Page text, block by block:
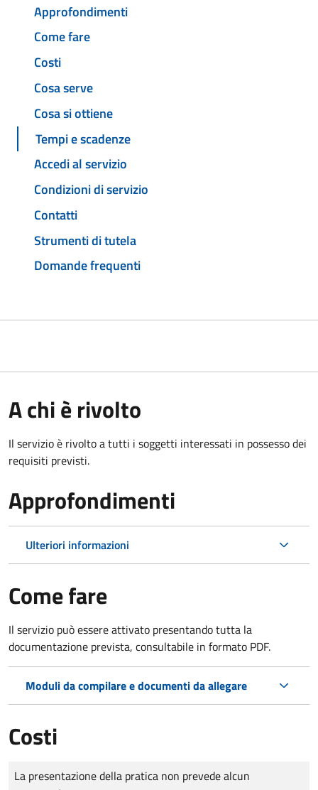
Approfondimenti
Come fare
Costi
Cosa serve
Cosa si ottiene
Tempi e scadenze
Accedi al servizio
Condizioni di servizio
Contatti
Strumenti di tutela
Domande frequenti
A chi è rivolto
Il servizio è rivolto a tutti i soggetti interessati in possesso dei
requisiti previsti.
Approfondimenti
Ulteriori informazioni
Come fare
Il servizio può essere attivato presentando tutta la
documentazione prevista, consultabile in formato PDF.
Moduli da compilare e documenti da allegare
Costi
Tipo di pagamento
Importo
La presentazione della pratica non prevede alcun